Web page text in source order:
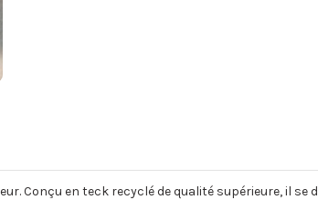
Conçu en teck recyclé de qualité supérieure, il se